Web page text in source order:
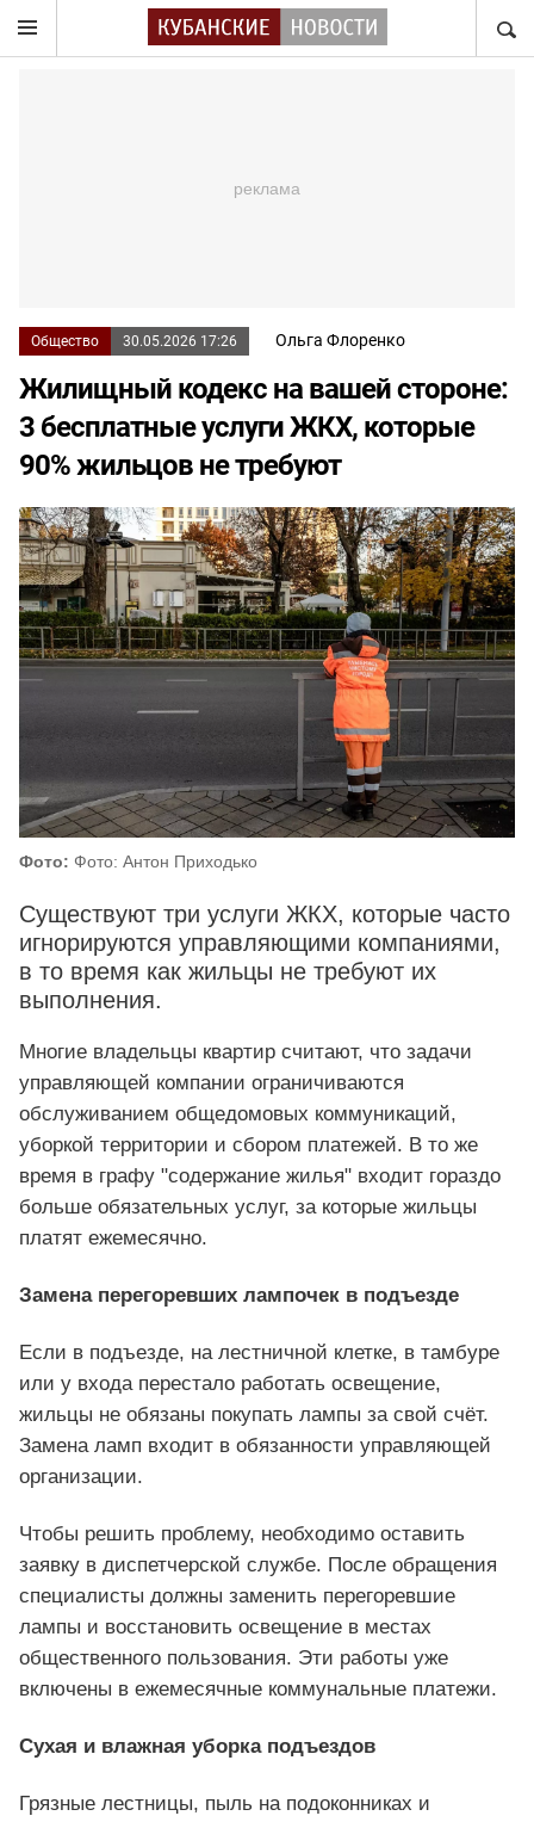
Общество 30.05.2026 17:26 Ольга Флоренко
Жилищный кодекс на вашей стороне:
3 бесплатные услуги ЖКХ, которые
90% жильцов не требуют
Фото: Фото: Антон Приходько
Существуют три услуги ЖКХ, которые часто
игнорируются управляющими компаниями,
в то время как жильцы не требуют их
выполнения.
Многие владельцы квартир считают, что задачи
управляющей компании ограничиваются
обслуживанием общедомовых коммуникаций,
уборкой территории и сбором платежей. В то же
время в графу "содержание жилья" входит гораздо
больше обязательных услуг, за которые жильцы
платят ежемесячно.
Замена перегоревших лампочек в подъезде
Если в подъезде, на лестничной клетке, в тамбуре
или у входа перестало работать освещение,
жильцы не обязаны покупать лампы за свой счёт.
Замена ламп входит в обязанности управляющей
организации.
Чтобы решить проблему, необходимо оставить
заявку в диспетчерской службе. После обращения
специалисты должны заменить перегоревшие
лампы и восстановить освещение в местах
общественного пользования. Эти работы уже
включены в ежемесячные коммунальные платежи.
Сухая и влажная уборка подъездов
Грязные лестницы, пыль на подоконниках и